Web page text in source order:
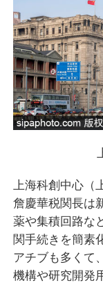
上海科創中心
詹慶華税関長は
薬や集積回路な
関手続きを簡素
アチブも多くて
機構や研究開発